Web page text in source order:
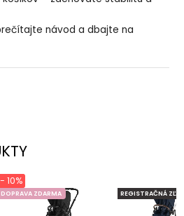
návod a dbajte na
DOPRAVA ZDARMA
- 10%
REGISTRAČNÁ